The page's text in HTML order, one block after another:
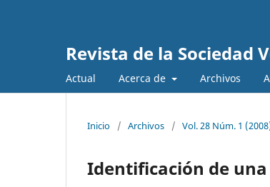
Revista de la Sociedad
Actual Acerca de Archivos
Inicio / Archivos / Vol. 28 Núm. 1
Identificación de una